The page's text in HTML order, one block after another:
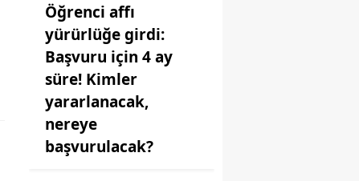
Öğrenci affı
yürürlüğe girdi:
Başvuru için 4 ay
süre! Kimler
yararlanacak,
nereye
başvurulacak?